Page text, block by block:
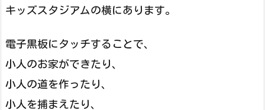
キッズスタジアムの横にあります。
電子黒板にタッチすることで、
小人のお家ができたり、
小人の道を作ったり、
小人を捕まえたり、